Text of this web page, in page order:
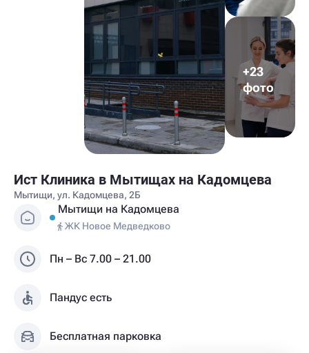
+23
фото
Ист Клиника в Мытищах на Кадомцева
Мытищи, ул. Кадомцева, 2Б
Мытищи на Кадомцева
ЖК Новое Медведково
Пандус есть
Бесплатная парковка
Пн – Вс 7.00 – 21.00